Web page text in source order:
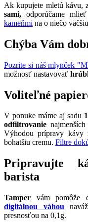
Ak kupujete mletú kávu,
sami, odporúčame mlieť
kameňmi na o niečo
Chýba Vám
Pozrite si náš mlynček
možnosť nastavovať
Voliteľné
V ponuke máme aj sadu
odfiltrovanie
Výhodou prípravy kávy
bohatšiu cremu. Filtre
Pripravujte
barista
Tamper vám pomôže
digitálnou váhou
presnosťou na 0,1g.